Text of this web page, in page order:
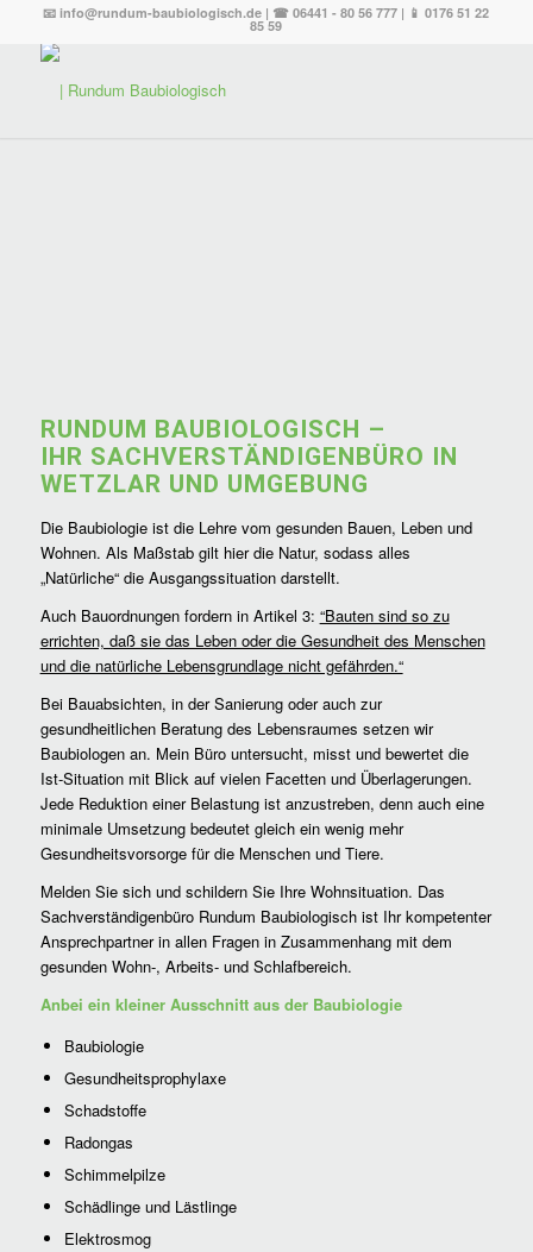
📧info@rundum-baubiologisch.de | ☎06441 - 80 56 777 | 📱0176 51 22
85 59
RUNDUM BAUBIOLOGISCH –
IHR SACHVERSTÄNDIGENBÜRO IN
WETZLAR UND UMGEBUNG
Die Baubiologie ist die Lehre vom gesunden Bauen, Leben und
Wohnen. Als Maßstab gilt hier die Natur, sodass alles
„Natürliche“ die Ausgangssituation darstellt.
Auch Bauordnungen fordern in Artikel 3: “Bauten sind so zu
errichten, daß sie das Leben oder die Gesundheit des Menschen
und die natürliche Lebensgrundlage nicht gefährden.“
Bei Bauabsichten, in der Sanierung oder auch zur
gesundheitlichen Beratung des Lebensraumes setzen wir
Baubiologen an. Mein Büro untersucht, misst und bewertet die
Ist-Situation mit Blick auf vielen Facetten und Überlagerungen.
Jede Reduktion einer Belastung ist anzustreben, denn auch eine
minimale Umsetzung bedeutet gleich ein wenig mehr
Gesundheitsvorsorge für die Menschen und Tiere.
Melden Sie sich und schildern Sie Ihre Wohnsituation. Das
Sachverständigenbüro Rundum Baubiologisch ist Ihr kompetenter
Ansprechpartner in allen Fragen in Zusammenhang mit dem
gesunden Wohn-, Arbeits- und Schlafbereich.
Anbei ein kleiner Ausschnitt aus der Baubiologie
Baubiologie
Gesundheitsprophylaxe
Schadstoffe
Radongas
Schimmelpilze
Schädlinge und Lästlinge
Elektrosmog